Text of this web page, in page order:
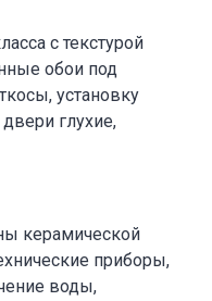
с текстурой
обои под
установку
глухие,
керамической
приборы,
воды,